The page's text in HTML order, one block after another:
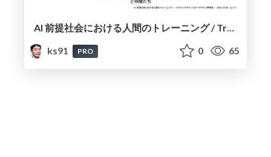
AI 前提社会における人間のトレーニング / Training Humans in an AI-Driven Society
ks91
PRO 0 65